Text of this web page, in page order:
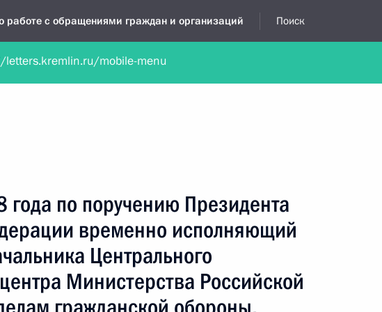
работе с обращениями граждан и организаций Поиск
документа Обратиться в устной форме
и темы
года по поручению Президента
временно исполняющий
Центрального
Министерства Российской
mobile-menu